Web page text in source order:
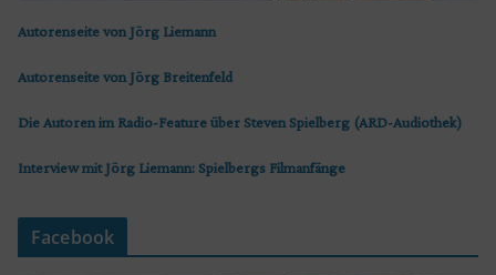
Autorenseite von Jörg Liemann
Autorenseite von Jörg Breitenfeld
Die Autoren im Radio-Feature über Steven Spielberg (ARD-Audiothek)
Interview mit Jörg Liemann: Spielbergs Filmanfänge
Facebook